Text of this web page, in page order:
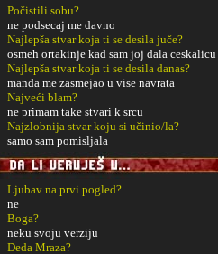
Počistili sobu?
ne podsecaj me davno
Najlepša stvar koja ti se desila juče?
osmeh ortakinje kad sam joj dala
Najlepša stvar koja ti se desila danas?
manda me zasmejao u vise navrata
Najveći blam?
ne primam take stvari k srcu
Najzlobnija stvar koju si učinio/la?
samo sam pomisljala
Ljubav na prvi pogled?
ne
Boga?
neku svoju verziju
Deda Mraza?